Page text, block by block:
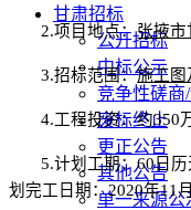
甘肃招标
公开招标
中标公示
竞争性磋商/
废标终止
更正公告
其他公告
单一来源公
2.项目地点：张掖市
3.招标范围：施工图
4.工程投资：约350
5.计划工期：60日历
划完工日期：2020年11